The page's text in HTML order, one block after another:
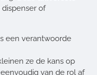
of
een verantwoorde
ze de kans op
van de rol af